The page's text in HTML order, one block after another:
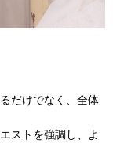
だけでなく、全体
ストを強調し、よ